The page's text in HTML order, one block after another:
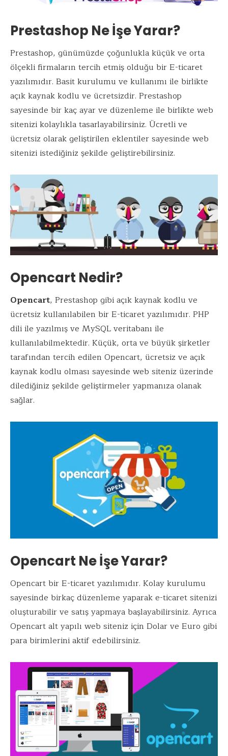
Prestashop Ne İşe Yarar?
Prestashop, günümüzde çoğunlukla küçük ve orta
ölçekli firmaların tercih etmiş olduğu bir E-ticaret
yazılımıdır. Basit kurulumu ve kullanımı ile birlikte
açık kaynak kodlu ve ücretsizdir. Prestashop
sayesinde bir kaç ayar ve düzenleme ile birlikte web
sitenizi kolaylıkla tasarlayabilirsiniz. Ücretli ve
ücretsiz olarak geliştirilen eklentiler sayesinde web
sitenizi istediğiniz şekilde geliştirebilirsiniz.
Opencart Nedir?
Opencart, Prestashop gibi açık kaynak kodlu ve
ücretsiz kullanılabilen bir E-ticaret yazılımıdır. PHP
dili ile yazılmış ve MySQL veritabanı ile
kullanılabilmektedir. Küçük, orta ve büyük şirketler
tarafından tercih edilen Opencart, ücretsiz ve açık
kaynak kodlu olması sayesinde web siteniz üzerinde
dilediğiniz şekilde geliştirmeler yapmanıza olanak
sağlar.
Opencart Ne İşe Yarar?
Opencart bir E-ticaret yazılımıdır. Kolay kurulumu
sayesinde birkaç düzenleme yaparak e-ticaret sitenizi
oluşturabilir ve satış yapmaya başlayabilirsiniz. Ayrıca
Opencart alt yapılı web siteniz için Dolar ve Euro gibi
para birimlerini aktif edebilirsiniz.